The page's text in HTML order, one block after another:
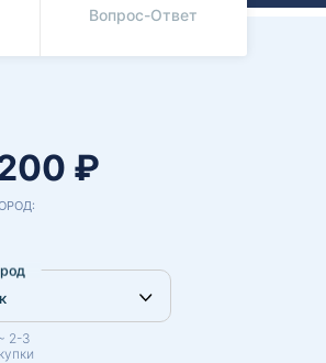
Вопрос-Ответ
₽
2-3